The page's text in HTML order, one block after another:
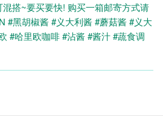
搭~要买要快! 购买一箱邮寄方式请
#黑胡椒酱 #义大利酱 #蘑菇酱 #义大
#哈里欧咖啡 #沾酱 #酱汁 #蔬食调